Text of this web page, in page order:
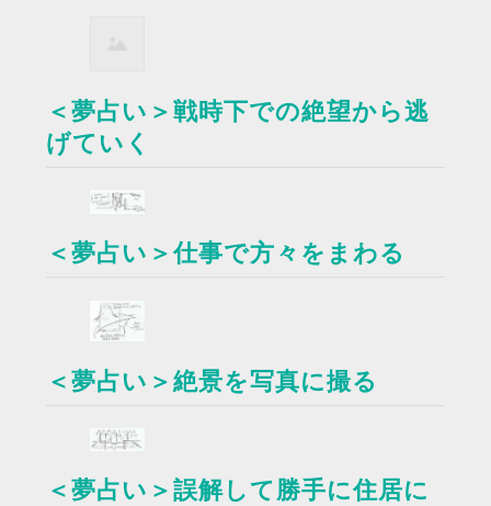
＜夢占い＞戦時下での絶望から逃
げていく
＜夢占い＞仕事で方々をまわる
＜夢占い＞絶景を写真に撮る
＜夢占い＞誤解して勝手に住居に